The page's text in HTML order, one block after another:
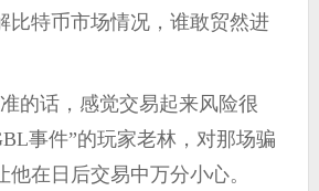
比特币市场情况，谁敢贸然进
的话，感觉交易起来风险很
事件”的玩家老林，对那场骗
他在日后交易中万分小心。